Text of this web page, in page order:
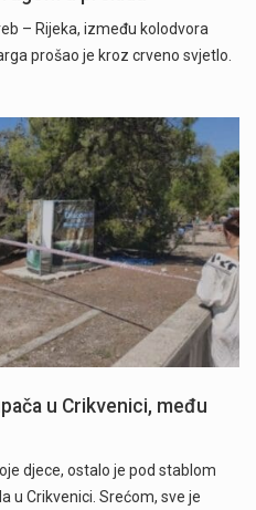
– Rijeka, između kolodvora
prošao je kroz crveno svjetlo.
u Crikvenici, među
djece, ostalo je pod stablom
u Crikvenici. Srećom, sve je